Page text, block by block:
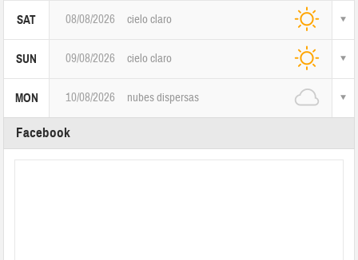
SAT 08/08/2026 cielo claro
SUN 09/08/2026 cielo claro
MON 10/08/2026 nubes dispersas
Facebook